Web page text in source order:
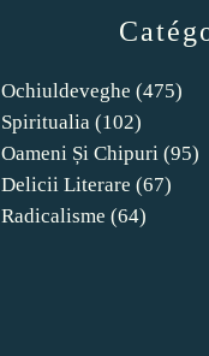
Ochiuldeveghe (475)
Spiritualia (102)
Oameni Și Chipuri (95)
Delicii Literare (67)
Radicalisme (64)